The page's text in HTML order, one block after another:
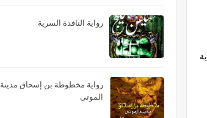
رواية النافذة السرية
رواية مخطوطة بن إسحاق مدينة
الموتى